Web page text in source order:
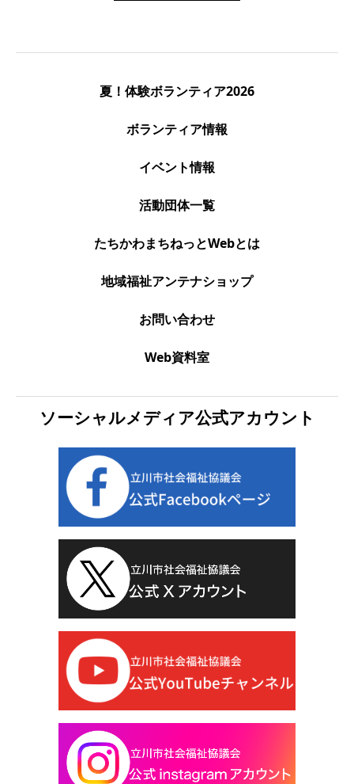
夏！体験ボランティア2026
ボランティア情報
イベント情報
活動団体一覧
たちかわまちねっとWebとは
地域福祉アンテナショップ
お問い合わせ
Web資料室
ソーシャルメディア公式アカウント